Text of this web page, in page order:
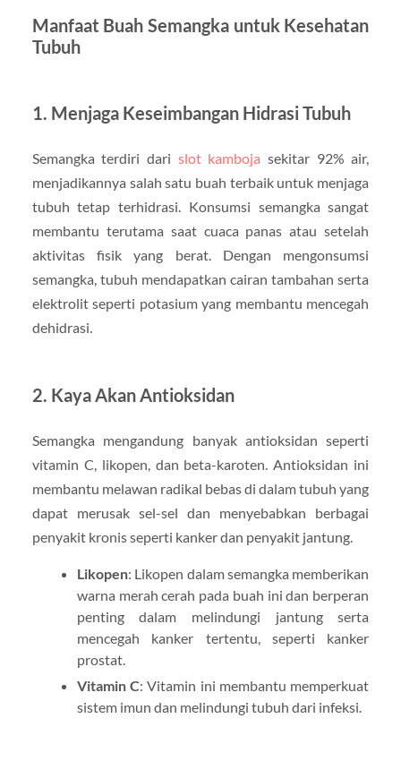
Manfaat Buah Semangka untuk Kesehatan
Tubuh
1. Menjaga Keseimbangan Hidrasi Tubuh
Semangka terdiri dari slot kamboja sekitar 92% air,
menjadikannya salah satu buah terbaik untuk menjaga
tubuh tetap terhidrasi. Konsumsi semangka sangat
membantu terutama saat cuaca panas atau setelah
aktivitas fisik yang berat. Dengan mengonsumsi
semangka, tubuh mendapatkan cairan tambahan serta
elektrolit seperti potasium yang membantu mencegah
dehidrasi.
2. Kaya Akan Antioksidan
Semangka mengandung banyak antioksidan seperti
vitamin C, likopen, dan beta-karoten. Antioksidan ini
membantu melawan radikal bebas di dalam tubuh yang
dapat merusak sel-sel dan menyebabkan berbagai
penyakit kronis seperti kanker dan penyakit jantung.
Likopen: Likopen dalam semangka memberikan
warna merah cerah pada buah ini dan berperan
penting dalam melindungi jantung serta
mencegah kanker tertentu, seperti kanker
prostat.
Vitamin C: Vitamin ini membantu memperkuat
sistem imun dan melindungi tubuh dari infeksi.